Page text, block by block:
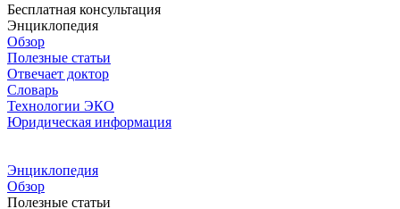
Бесплатная консультация
Энциклопедия
Обзор
Полезные статьи
Отвечает доктор
Словарь
Технологии ЭКО
Юридическая информация
Энциклопедия
Обзор
Полезные статьи